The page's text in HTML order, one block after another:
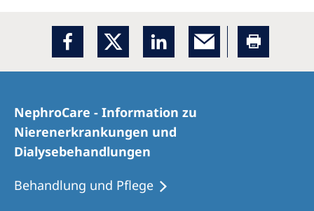
Netherlands
Poland
Romania
Russia
Serbia
NephroCare - Information zu
Nierenerkrankungen und
Dialysebehandlungen
Behandlung und Pflege